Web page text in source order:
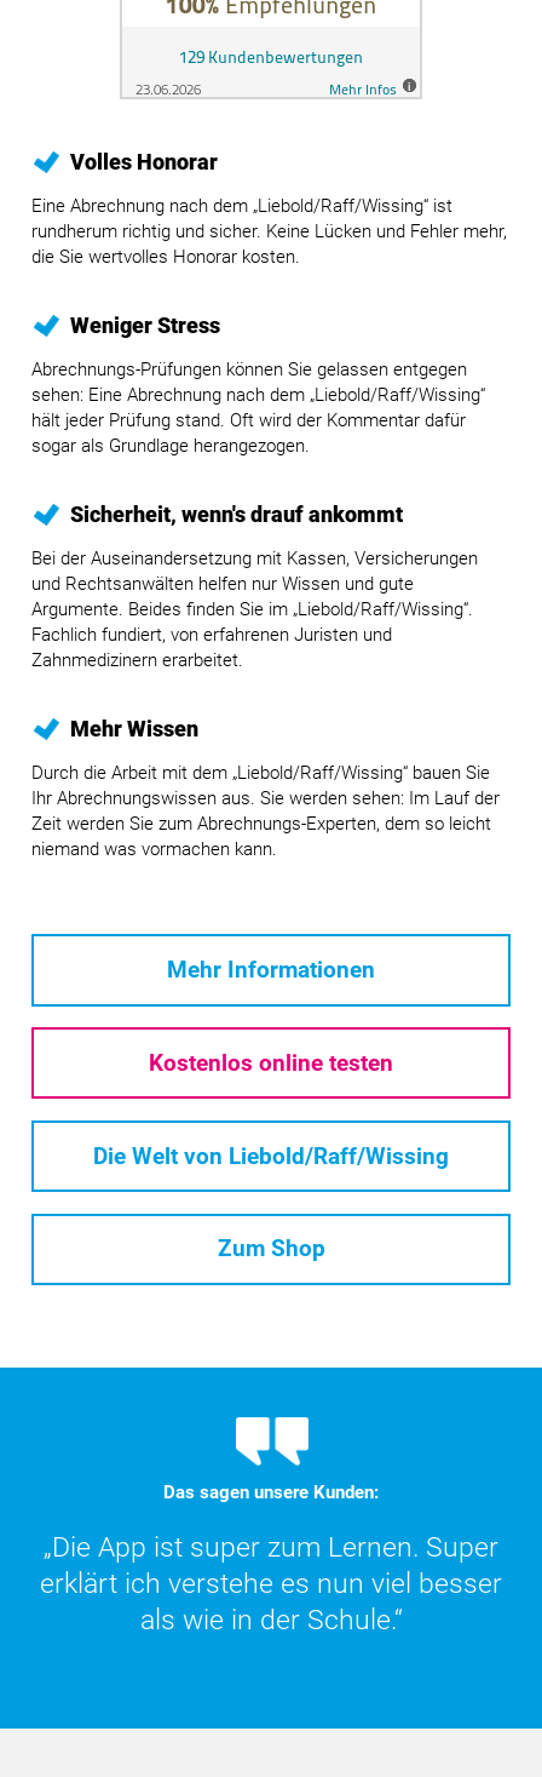
Volles Honorar
Eine Abrechnung nach dem „Liebold/Raff/Wissing“ ist
rundherum richtig und sicher. Keine Lücken und Fehler mehr,
die Sie wertvolles Honorar kosten.
Weniger Stress
Abrechnungs-Prüfungen können Sie gelassen entgegen
sehen: Eine Abrechnung nach dem „Liebold/Raff/Wissing“
hält jeder Prüfung stand. Oft wird der Kommentar dafür
sogar als Grundlage herangezogen.
Sicherheit, wenn's drauf ankommt
Bei der Auseinandersetzung mit Kassen, Versicherungen
und Rechtsanwälten helfen nur Wissen und gute
Argumente. Beides finden Sie im „Liebold/Raff/Wissing“.
Fachlich fundiert, von erfahrenen Juristen und
Zahnmedizinern erarbeitet.
Mehr Wissen
Durch die Arbeit mit dem „Liebold/Raff/Wissing“ bauen Sie
Ihr Abrechnungswissen aus. Sie werden sehen: Im Lauf der
Zeit werden Sie zum Abrechnungs-Experten, dem so leicht
niemand was vormachen kann.
Mehr Informationen
Kostenlos online testen
Die Welt von Liebold/Raff/Wissing
Zum Shop
Das sagen unsere Kunden:
„DER Online-Kommentar ist wirklich
praktisch und super übersichtlich. Eine
große Hilfe!“
„Die App ist super zum Lernen. Super
erklärt ich verstehe es nun viel besser
als wie in der Schule.“